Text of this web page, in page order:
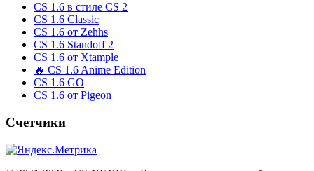
CS 1.6 в стиле CS 2
CS 1.6 Classic
CS 1.6 от Zehhs
CS 1.6 Standoff 2
CS 1.6 от Xtample
🔥 CS 1.6 Anime Edition
CS 1.6 GO
CS 1.6 от Pigeon
Счетчики